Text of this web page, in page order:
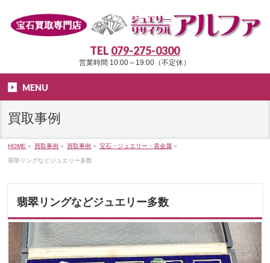
TEL 079-275-0300
営業時間 10:00～19:00（不定休）
MENU
買取事例
HOME » 買取事例 » 買取事例 » 宝石・ジュエリー・貴金属 »
翡翠リングなどジュエリー多数
翡翠リングなどジュエリー多数